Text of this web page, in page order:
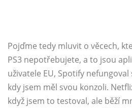
Pojďme tedy mluvit o věcech,
PS3 nepotřebujete, a to jsou
uživatele EU, Spotify
kdy jsem měl svou konzoli.
když jsem to testoval, ale běží